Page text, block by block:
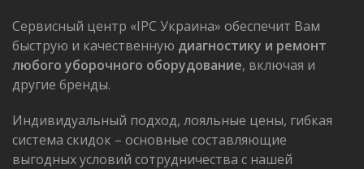
Сервисный центр «IPC Украина» обеспечит Вам
быструю и качественную диагностику и ремонт
любого уборочного оборудование, включая и
другие бренды.
Индивидуальный подход, лояльные цены, гибкая
система скидок – основные составляющие
выгодных условий сотрудничества с нашей